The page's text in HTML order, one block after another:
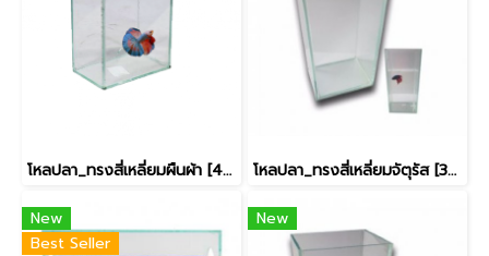
โหลปลา_ทรงสี่เหลี่ยมผืนผ้า [4x6นิ้ว] โหลปลา_ทรงสี่เหลี่ยมจัตุรัส [3x3นิ้ว]
New
Best Seller
New